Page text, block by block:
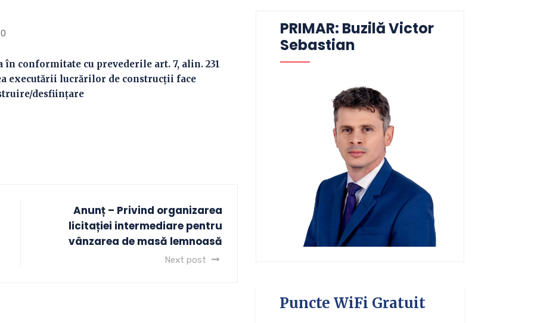
0
conformitate cu prevederile art. 7, alin. 231
executării lucrărilor de construcţii face
desființare
Anunț – Privind organizarea
licitației intermediare pentru
vânzarea de masă lemnoasă
Next post
PRIMAR: Buzilă Victor
Sebastian
Puncte WiFi Gratuit